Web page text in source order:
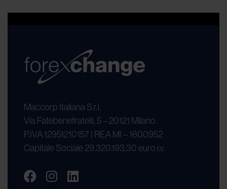
Maccorp Italiana S.r.l.
Via Fatebenefratelli, 5 – 20121 Milano
P.IVA 12951210157 | REA MI – 1600952
Capitale Sociale 29.320.193,30 euro i.v.